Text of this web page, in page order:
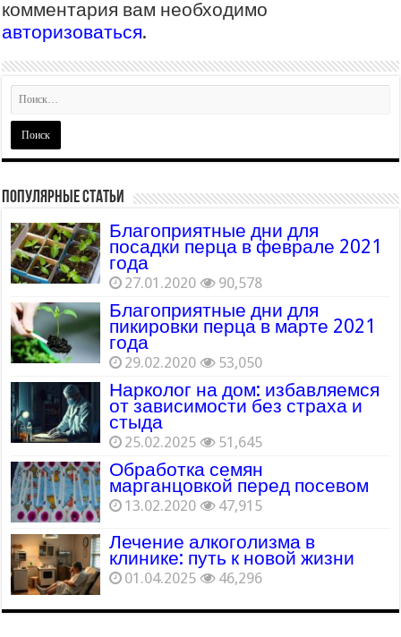
комментария вам необходимо
авторизоваться.
Популярные статьи
Благоприятные дни для
посадки перца в феврале 2021
года
27.01.2020 90,578
Благоприятные дни для
пикировки перца в марте 2021
года
29.02.2020 53,050
Нарколог на дом: избавляемся
от зависимости без страха и
стыда
25.02.2025 51,645
Обработка семян
марганцовкой перед посевом
13.02.2020 47,915
Лечение алкоголизма в
клинике: путь к новой жизни
01.04.2025 46,296